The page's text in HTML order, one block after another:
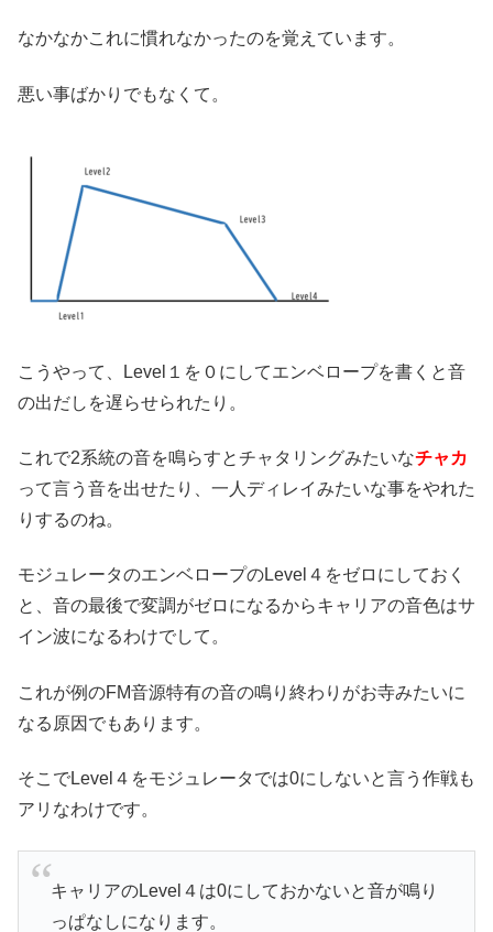
なかなかこれに慣れなかったのを覚えています。
悪い事ばかりでもなくて。
こうやって、Level１を０にしてエンベロープを書くと音
の出だしを遅らせられたり。
これで2系統の音を鳴らすとチャタリングみたいなチャカ
って言う音を出せたり、一人ディレイみたいな事をやれた
りするのね。
モジュレータのエンベロープのLevel４をゼロにしておく
と、音の最後で変調がゼロになるからキャリアの音色はサ
イン波になるわけでして。
これが例のFM音源特有の音の鳴り終わりがお寺みたいに
なる原因でもあります。
そこでLevel４をモジュレータでは0にしないと言う作戦も
アリなわけです。
キャリアのLevel４は0にしておかないと音が鳴り
っぱなしになります。